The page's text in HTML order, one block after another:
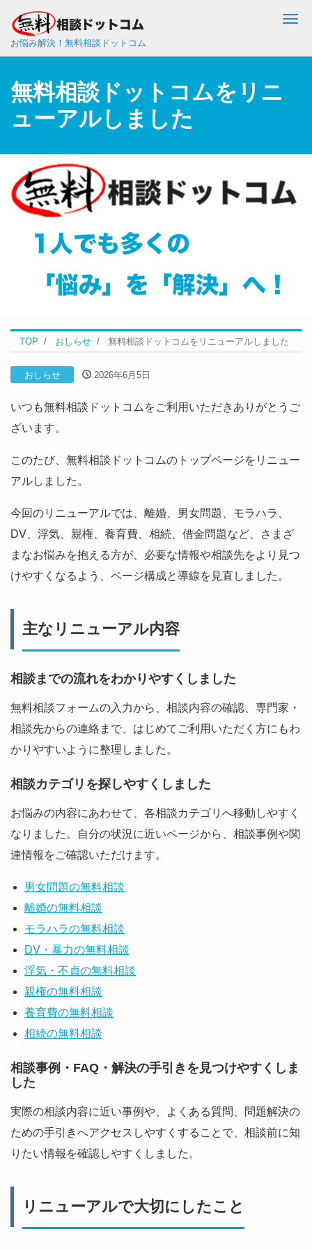
お悩み解決！無料相談ドットコム
無料相談ドットコムをリニ
ューアルしました
TOP おしらせ 無料相談ドットコムをリニューアルしました
おしらせ 2026年6月5日
いつも無料相談ドットコムをご利用いただきありがとうご
ざいます。
このたび、無料相談ドットコムのトップページをリニュー
アルしました。
今回のリニューアルでは、離婚、男女問題、モラハラ、
DV、浮気、親権、養育費、相続、借金問題など、さまざ
まなお悩みを抱える方が、必要な情報や相談先をより見つ
けやすくなるよう、ページ構成と導線を見直しました。
主なリニューアル内容
相談までの流れをわかりやすくしました
無料相談フォームの入力から、相談内容の確認、専門家・
相談先からの連絡まで、はじめてご利用いただく方にもわ
かりやすいように整理しました。
相談カテゴリを探しやすくしました
お悩みの内容にあわせて、各相談カテゴリへ移動しやすく
なりました。自分の状況に近いページから、相談事例や関
連情報をご確認いただけます。
男女問題の無料相談
離婚の無料相談
モラハラの無料相談
DV・暴力の無料相談
浮気・不貞の無料相談
親権の無料相談
養育費の無料相談
相続の無料相談
相談事例・FAQ・解決の手引きを見つけやすくしま
した
実際の相談内容に近い事例や、よくある質問、問題解決の
ための手引きへアクセスしやすくすることで、相談前に知
りたい情報を確認しやすくしました。
リニューアルで大切にしたこと